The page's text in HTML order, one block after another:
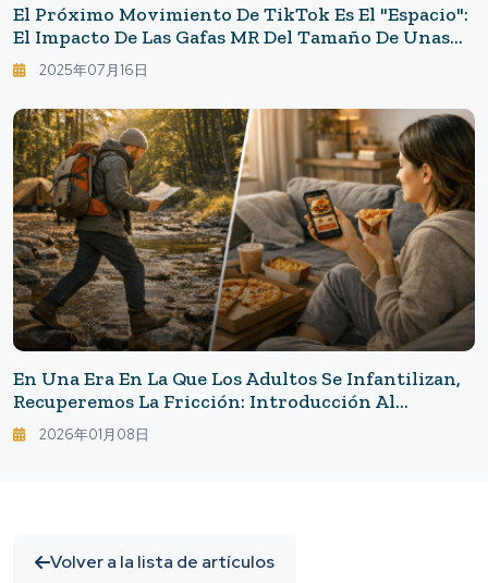
El Próximo Movimiento De TikTok Es El "espacio":
El Impacto De Las Gafas MR Del Tamaño De Unas
Gafas Que ByteDance Está Desarrollando.
2025年07月16日
En Una Era En La Que Los Adultos Se Infantilizan,
Recuperemos La Fricción: Introducción Al
Friction-Making — La Teoría De La Felicidad De
Aumentar Deliberadamente Las Molestias
2026年01月08日
Volver a la lista de artículos